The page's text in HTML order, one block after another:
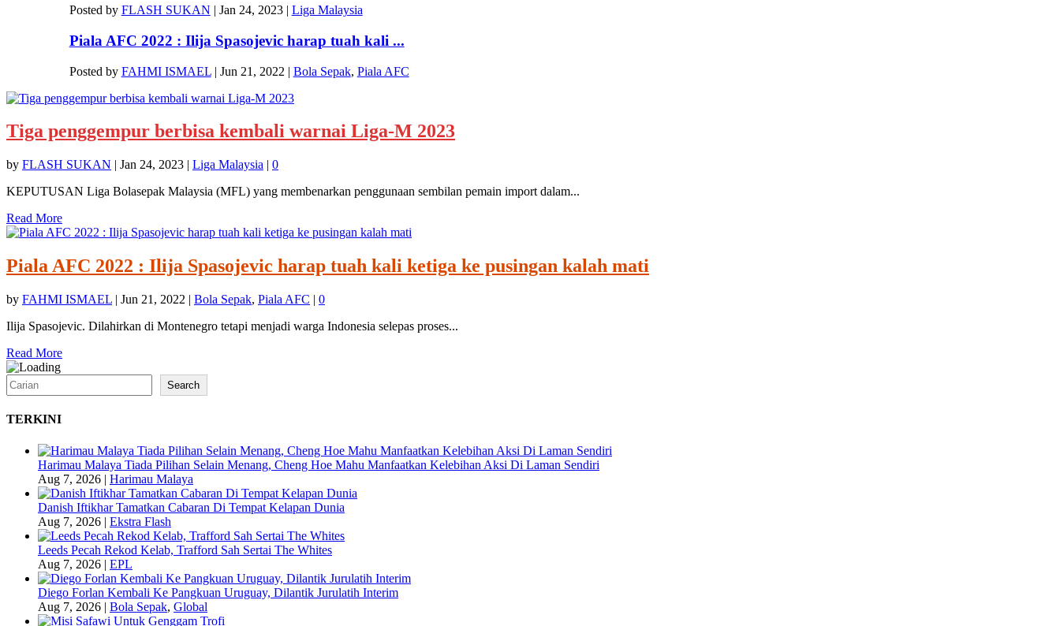
Posted by FLASH SUKAN | Jan 24, 2023| Liga Malaysia
Piala AFC 2022 : Ilija Spasojevic harap tuah kali ...
Posted by FAHMI ISMAEL| Jun 21, 2022 | Bola Sepak, Piala AFC
Tiga penggempur berbisa kembali warnai Liga-M 2023
by FLASH SUKAN | Jan 24, 2023 | Liga Malaysia | 0
KEPUTUSAN Liga Bolasepak Malaysia (MFL) yang membenarkan penggunaan sembilan pemain import dalam...
Read More
Piala AFC 2022 : Ilija Spasojevic harap tuah kali ketiga ke pusingan kalah mati
by FAHMI ISMAEL | Jun 21, 2022 | Bola Sepak, Piala AFC | 0
Ilija Spasojevic. Dilahirkan di Montenegro tetapi menjadi warga Indonesia selepas proses...
Read More
Search Search
TERKINI
Harimau Malaya Tiada Pilihan Selain Menang, Cheng Hoe Mahu Manfaatkan Kelebihan Aksi Di Laman Sendiri
Aug 7, 2026 | Harimau Malaya
Danish Iftikhar Tamatkan Cabaran Di Tempat Kelapan Dunia
Aug 7, 2026 | Ekstra Flash
Leeds Pecah Rekod Kelab, Trafford Sah Sertai The Whites
Aug 7, 2026 | EPL
Diego Forlan Kembali Ke Pangkuan Uruguay, Dilantik Jurulatih Interim
Aug 7, 2026 | Bola Sepak, Global